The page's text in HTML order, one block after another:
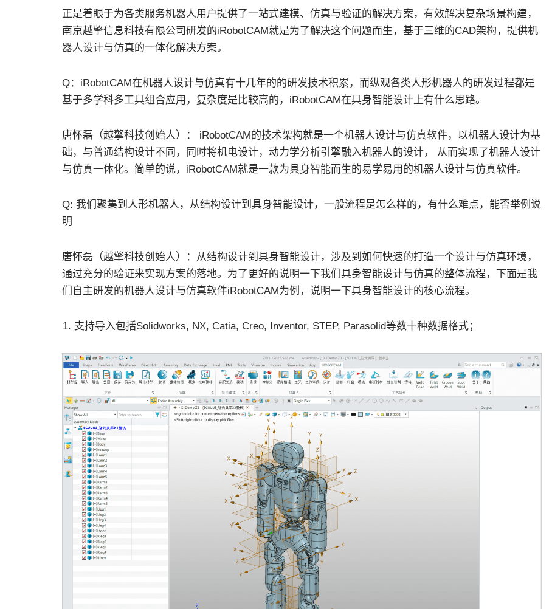
正是着眼于为各类服务机器人用户提供了一站式建模、仿真与验证的解决方案，有效解决复杂场景构建，
南京越擎信息科技有限公司研发的iRobotCAM就是为了解决这个问题而生，基于三维的CAD架构，提供机
器人设计与仿真的一体化解决方案。
Q：iRobotCAM在机器人设计与仿真有十几年的的研发技术积累，而纵观各类人形机器人的研发过程都是
基于多学科多工具组合应用，复杂度是比较高的，iRobotCAM在具身智能设计上有什么思路。
唐怀磊（越擎科技创始人）： iRobotCAM的技术架构就是一个机器人设计与仿真软件，以机器人设计为基
础，与普通结构设计不同，同时将机电设计，动力学分析引擎融入机器人的设计， 从而实现了机器人设计
与仿真一体化。简单的说，iRobotCAM就是一款为具身智能而生的易学易用的机器人设计与仿真软件。
Q: 我们聚集到人形机器人，从结构设计到具身智能设计，一般流程是怎么样的，有什么难点，能否举例说
明
唐怀磊（越擎科技创始人）：从结构设计到具身智能设计，涉及到如何快速的打造一个设计与仿真环境，
通过充分的验证来实现方案的落地。为了更好的说明一下我们具身智能设计与仿真的整体流程，下面是我
们自主研发的机器人设计与仿真软件iRobotCAM为例，说明一下具身智能设计的核心流程。
支持导入包括Solidworks, NX, Catia, Creo, Inventor, STEP, Parasolid等数十种数据格式；